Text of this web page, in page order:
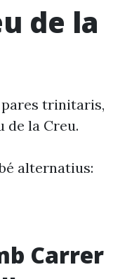
de la
pares trinitaris,
de la Creu.
alternatius:
Carrer